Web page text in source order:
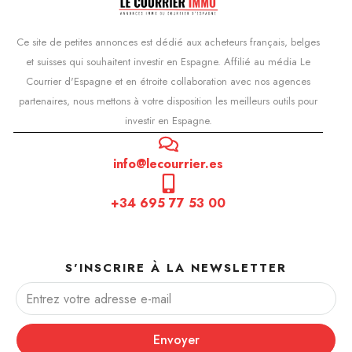
Ce site de petites annonces est dédié aux acheteurs français, belges
et suisses qui souhaitent investir en Espagne. Affilié au média Le
Courrier d'Espagne et en étroite collaboration avec nos agences
partenaires, nous mettons à votre disposition les meilleurs outils pour
investir en Espagne.
info@lecourrier.es
+34 695 77 53 00
S'INSCRIRE À LA NEWSLETTER
Envoyer